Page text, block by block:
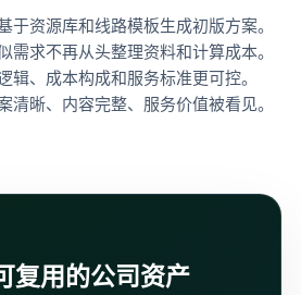
于资源库和线路模板生成初版方案。
需求不再从头整理资料和计算成本。
辑、成本构成和服务标准更可控。
清晰、内容完整、服务价值被看见。
复用的公司资产